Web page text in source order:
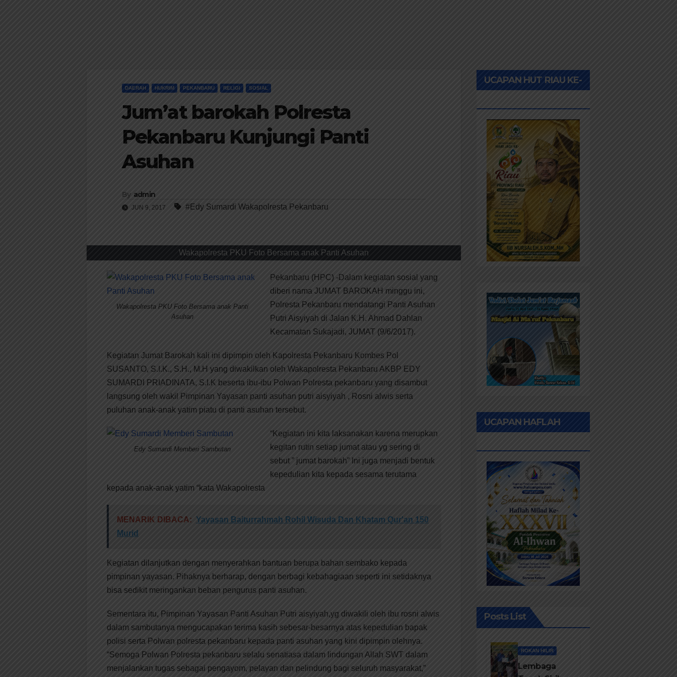
DAERAH HUKRIM PEKANBARU RELIGI SOSIAL
Jum’at barokah Polresta
Pekanbaru Kunjungi Panti
Asuhan
By admin
JUN 9, 2017 #Edy Sumardi Wakapolresta Pekanbaru
Wakapolresta PKU Foto Bersama anak Panti Asuhan
Wakapolresta PKU Foto Bersama anak Panti
Asuhan
Pekanbaru (HPC) -Dalam kegiatan sosial yang
diberi nama JUMAT BAROKAH minggu ini,
Polresta Pekanbaru mendatangi Panti Asuhan
Putri Aisyiyah di Jalan K.H. Ahmad Dahlan
Kecamatan Sukajadi, JUMAT (9/6/2017).
Kegiatan Jumat Barokah kali ini dipimpin oleh Kapolresta Pekanbaru Kombes Pol
SUSANTO, S.I.K., S.H., M.H yang diwakilkan oleh Wakapolresta Pekanbaru AKBP EDY
SUMARDI PRIADINATA, S.I.K beserta ibu-ibu Polwan Polresta pekanbaru yang disambut
langsung oleh wakil Pimpinan Yayasan panti asuhan putri aisyiyah , Rosni alwis serta
puluhan anak-anak yatim piatu di panti asuhan tersebut.
Edy Sumardi Memberi Sambutan
“Kegiatan ini kita laksanakan karena merupkan
kegitan rutin setiap jumat atau yg sering di
sebut ” jumat barokah” Ini juga menjadi bentuk
kepedulian kita kepada sesama terutama
kepada anak-anak yatim “kata Wakapolresta
MENARIK DIBACA: Yayasan Baiturrahmah Rohil Wisuda Dan Khatam Qur'an 150
Murid
Kegiatan dilanjutkan dengan menyerahkan bantuan berupa bahan sembako kepada
pimpinan yayasan. Pihaknya berharap, dengan berbagi kebahagiaan seperti ini setidaknya
bisa sedikit meringankan beban pengurus panti asuhan.
Sementara itu, Pimpinan Yayasan Panti Asuhan Putri aisyiyah,yg diwakili oleh ibu rosni alwis
dalam sambutanya mengucapakan terima kasih sebesar-besarnya atas kepedulian bapak
polisi serta Polwan polresta pekanbaru kepada panti asuhan yang kini dipimpin olehnya.
“Semoga Polwan Polresta pekanbaru selalu senatiasa dalam lindungan Allah SWT dalam
menjalankan tugas sebagai pengayom, pelayan dan pelindung bagi seluruh masyarakat,”
UCAPAN HUT RIAU KE-
UCAPAN HAFLAH
Posts List
ROKAN HILIR
Lembaga